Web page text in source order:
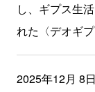
し、ギプス生
れた〈デオギ
2025年12月 8日